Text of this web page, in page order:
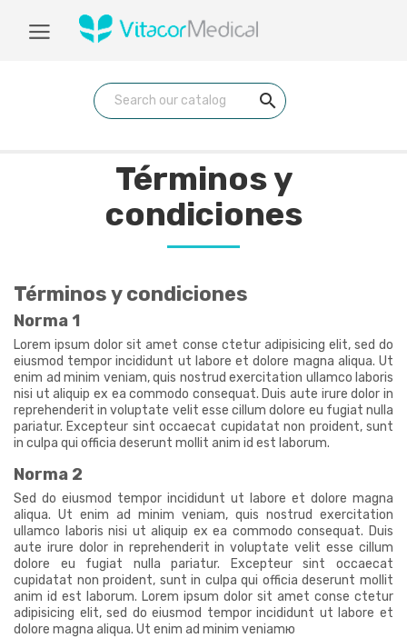
search
Términos y
condiciones
Términos y condiciones
Norma 1
Lorem ipsum dolor sit amet conse ctetur adipisicing elit, sed do
eiusmod tempor incididunt ut labore et dolore magna aliqua. Ut
enim ad minim veniam, quis nostrud exercitation ullamco laboris
nisi ut aliquip ex ea commodo consequat. Duis aute irure dolor in
reprehenderit in voluptate velit esse cillum dolore eu fugiat nulla
pariatur. Excepteur sint occaecat cupidatat non proident, sunt
in culpa qui officia deserunt mollit anim id est laborum.
Norma 2
Sed do eiusmod tempor incididunt ut labore et dolore magna
aliqua. Ut enim ad minim veniam, quis nostrud exercitation
ullamco laboris nisi ut aliquip ex ea commodo consequat. Duis
aute irure dolor in reprehenderit in voluptate velit esse cillum
dolore eu fugiat nulla pariatur. Excepteur sint occaecat
cupidatat non proident, sunt in culpa qui officia deserunt mollit
anim id est laborum. Lorem ipsum dolor sit amet conse ctetur
adipisicing elit, sed do eiusmod tempor incididunt ut labore et
dolore magna aliqua. Ut enim ad minim veniamю